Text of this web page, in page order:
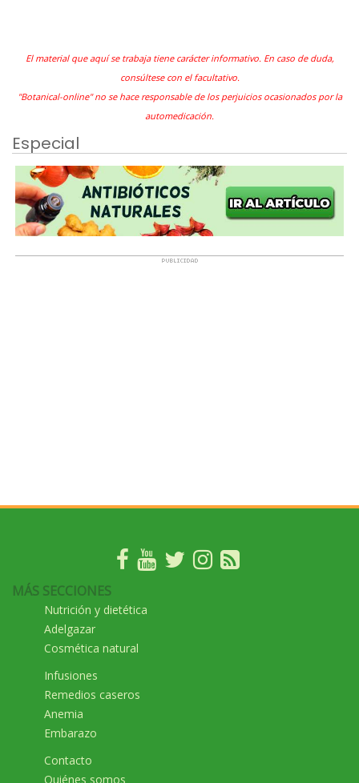
El material que aquí se trabaja tiene carácter informativo. En caso de duda,
consúltese con el facultativo.
"Botanical-online" no se hace responsable de los perjuicios ocasionados por la
automedicación.
Especial
MÁS SECCIONES
Nutrición y dietética
Adelgazar
Cosmética natural
Infusiones
Remedios caseros
Anemia
Embarazo
Contacto
Quiénes somos